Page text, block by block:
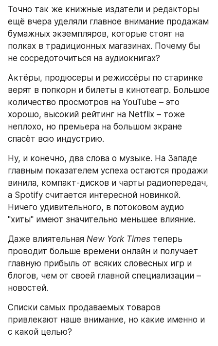
Точно так же книжные издатели и редакторы
ещё вчера уделяли главное внимание продажам
бумажных экземпляров, которые стоят на
полках в традиционных магазинах. Почему бы
не сосредоточиться на аудиокнигах?
Актёры, продюсеры и режиссёры по старинке
верят в попкорн и билеты в кинотеатр. Большое
количество просмотров на YouTube – это
хорошо, высокий рейтинг на Netflix – тоже
неплохо, но премьера на большом экране
спасёт всю индустрию.
Ну, и конечно, два слова о музыке. На Западе
главным показателем успеха остаются продажи
винила, компакт-дисков и чарты радиопередач,
а Spotify считается интересной новинкой.
Ничего удивительного, в потоковом аудио
"хиты" имеют значительно меньшее влияние.
Даже влиятельная New York Times теперь
проводит больше времени онлайн и получает
главную прибыль от всяких словесных игр и
блогов, чем от своей главной специализации –
новостей.
Списки самых продаваемых товаров
привлекают наше внимание, но какие именно и
с какой целью?